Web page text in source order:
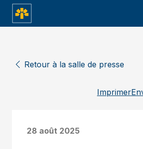
Retour à la salle de presse
Imprimer
28 août 2025